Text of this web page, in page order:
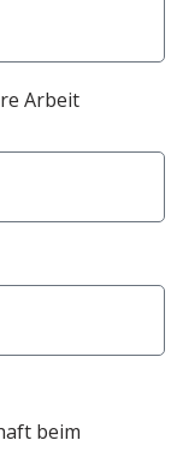
Arbeit
beim